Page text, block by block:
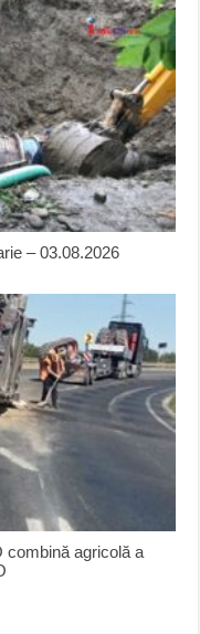
– 03.08.2026
combină agricolă a